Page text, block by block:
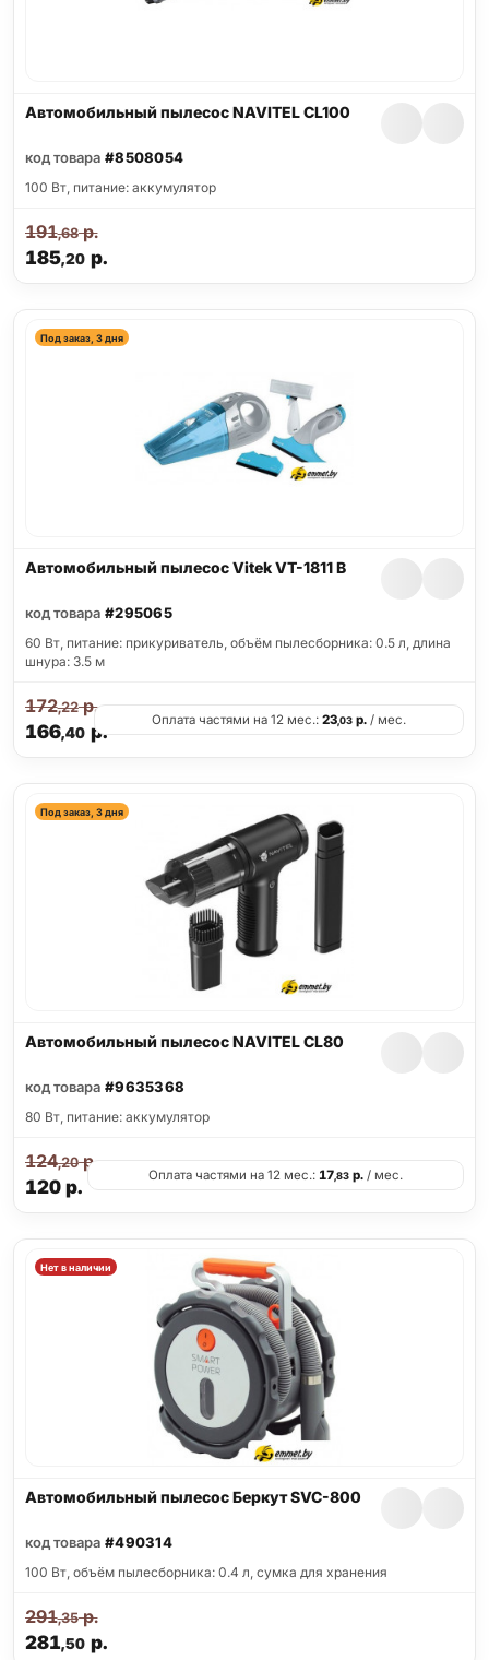
Автомобильный пылесос NAVITEL CL100
код товара #8508054
100 Вт, питание: аккумулятор
185,20р.
191,68р.
Под заказ, 3 дня
Автомобильный пылесос Vitek VT-1811 B
код товара #295065
60 Вт, питание: прикуриватель, объём пылесборника: 0.5 л, длина
шнура: 3.5 м
166,40р.
172,22р.
Оплата частями на 12 мес.: 23,03 р. / мес.
Под заказ, 3 дня
Автомобильный пылесос NAVITEL CL80
код товара #9635368
80 Вт, питание: аккумулятор
120р.
124,20р.
Оплата частями на 12 мес.: 17,83р./ мес.
Нет в наличии
Автомобильный пылесос Беркут SVC-800
код товара #490314
100 Вт, объём пылесборника: 0.4 л, сумка для хранения
281,50р.
291,35р.